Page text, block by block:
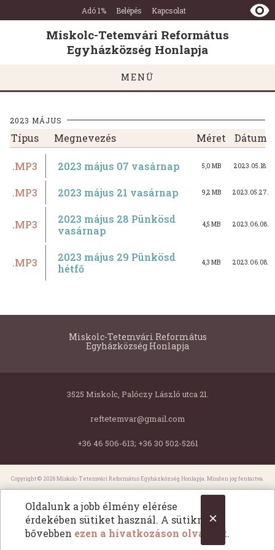
×
Oldalunk a jobb élmény elérése
érdekében sütiket használ. A sütikről
bővebben ezen a hivatkozáson olvashat.
Miskolc-
Tetemvári
Református
Egyházközség
Honlapja
Ugrás a tartalomra
Ugrás a láblécre
Adó 1% Belépés Kapcsolat
Miskolc-Tetemvári Református
Egyházközség Honlapja
MENÜ
2023 MÁJUS
Típus Megnevezés Méret Dátum
.MP3 2023 május 07 vasárnap 5,0 MB 2023.05.18.
.MP3 2023 május 21 vasárnap 9,2 MB 2023.05.27.
.MP3
2023 május 28 Pünkösd
vasárnap
4,5 MB 2023.06.08.
.MP3
2023 május 29 Pünkösd
hétfő
4,3 MB 2023.06.08.
Miskolc-Tetemvári Református
Egyházközség Honlapja
3525 Miskolc, Palóczy László utca 21.
reftetemvar@gmail.com
+36 46 506-613; +36 30 502-5261
Copyright © 2026 Miskolc-Tetemvári Református Egyházközség Honlapja. Minden jog fentartva.
All Rights Reserved.